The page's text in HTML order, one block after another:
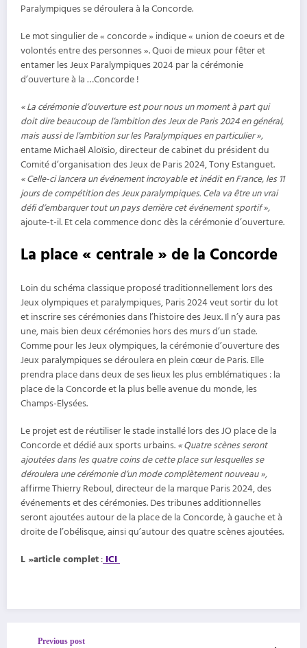
Paralympiques se déroulera à la Concorde.
Le mot singulier de « concorde » indique « union de coeurs et de
volontés entre des personnes ». Quoi de mieux pour fêter et
entamer les Jeux Paralympiques 2024 par la cérémonie
d’ouverture à la …Concorde !
« La cérémonie d’ouverture est pour nous un moment à part qui
doit dire beaucoup de l’ambition des Jeux de Paris 2024 en général,
mais aussi de l’ambition sur les Paralympiques en particulier »,
entame Michaël Aloïsio, directeur de cabinet du président du
Comité d’organisation des Jeux de Paris 2024, Tony Estanguet.
« Celle-ci lancera un événement incroyable et inédit en France, les 11
jours de compétition des Jeux paralympiques. Cela va être un vrai
défi d’embarquer tout un pays derrière cet événement sportif »,
ajoute-t-il. Et cela commence donc dès la cérémonie d’ouverture.
La place « centrale » de la Concorde
Loin du schéma classique proposé traditionnellement lors des
Jeux olympiques et paralympiques, Paris 2024 veut sortir du lot
et inscrire ses cérémonies dans l’histoire des Jeux. Il n’y aura pas
une, mais bien deux cérémonies hors des murs d’un stade.
Comme pour les Jeux olympiques, la cérémonie d’ouverture des
Jeux paralympiques se déroulera en plein cœur de Paris. Elle
prendra place dans deux de ses lieux les plus emblématiques : la
place de la Concorde et la plus belle avenue du monde, les
Champs-Elysées.
Le projet est de réutiliser le stade installé lors des JO place de la
Concorde et dédié aux sports urbains. « Quatre scènes seront
ajoutées dans les quatre coins de cette place sur lesquelles se
déroulera une cérémonie d’un mode complètement nouveau »,
affirme Thierry Reboul, directeur de la marque Paris 2024, des
événements et des cérémonies. Des tribunes additionnelles
seront ajoutées autour de la place de la Concorde, à gauche et à
droite de l’obélisque, ainsi qu’autour des quatre scènes ajoutées.
L »article complet : ICI
Previous post